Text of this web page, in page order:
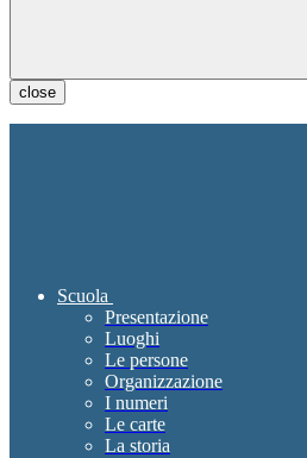
close
Scuola
Presentazione
Luoghi
Le persone
Organizzazione
I numeri
Le carte
La storia